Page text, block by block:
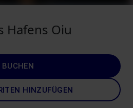
Hafens Oiu
BUCHEN
HINZUFÜGEN